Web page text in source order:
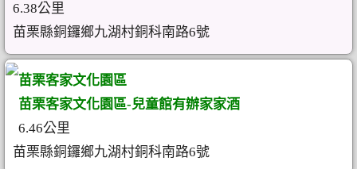
6.38公里
苗栗縣銅鑼鄉九湖村銅科南路6號
苗栗客家文化園區
苗栗客家文化園區-兒童館有辦家家酒
6.46公里
苗栗縣銅鑼鄉九湖村銅科南路6號